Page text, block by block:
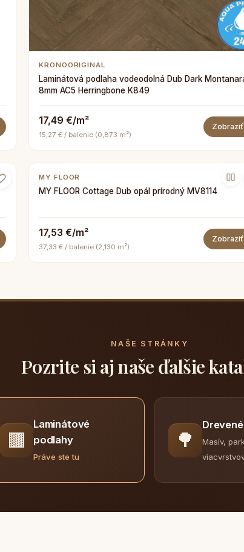
KRONOORIGINAL
Laminátová podlaha vodeodolná Dub Dark
8mm AC5 Herringbone K849
17,49 €/m²
15,27 € / balenie (0,873 m²)
Zobraziť
MY FLOOR
MY FLOOR Cottage Dub opál prírodný MV8114
17,53 €/m²
37,33 € / balenie (2,130 m²)
Zobraziť
NAŠE STRÁNKY
Pozrite si aj naše ďalšie
🟫
Laminátové
podlahy
Práve ste tu
🌳
Masív,